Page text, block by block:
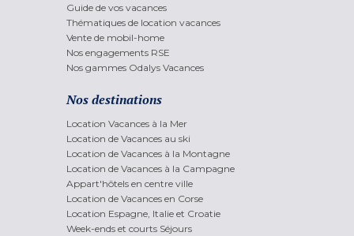
Guide de vos vacances
Thématiques de location vacances
Vente de mobil-home
Nos engagements RSE
Nos gammes Odalys Vacances
Nos destinations
Location Vacances à la Mer
Location de Vacances au ski
Location de Vacances à la Montagne
Location de Vacances à la Campagne
Appart'hôtels en centre ville
Location de Vacances en Corse
Location Espagne, Italie et Croatie
Week-ends et courts Séjours